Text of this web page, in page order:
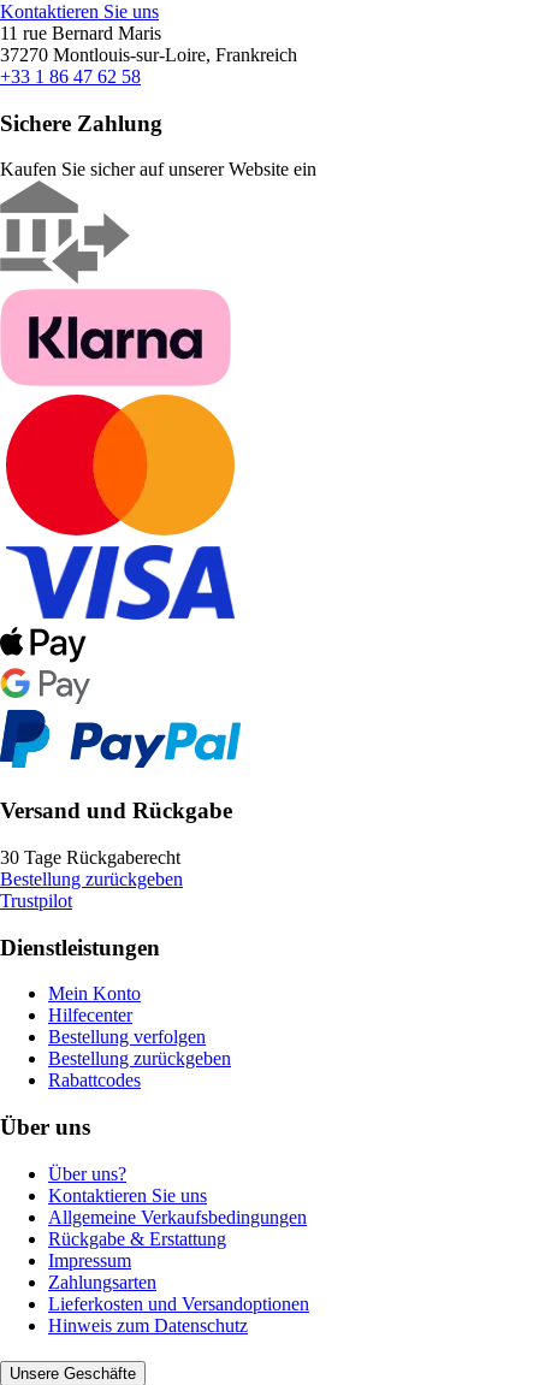
Kontaktieren Sie uns
11 rue Bernard Maris
37270 Montlouis-sur-Loire, Frankreich
+33 1 86 47 62 58
Sichere Zahlung
Kaufen Sie sicher auf unserer Website ein
Versand und Rückgabe
30 Tage Rückgaberecht
Bestellung zurückgeben
Trustpilot
Dienstleistungen
Mein Konto
Hilfecenter
Bestellung verfolgen
Bestellung zurückgeben
Rabattcodes
Über uns
Über uns?
Kontaktieren Sie uns
Allgemeine Verkaufsbedingungen
Rückgabe & Erstattung
Impressum
Zahlungsarten
Lieferkosten und Versandoptionen
Hinweis zum Datenschutz
Unsere Geschäfte